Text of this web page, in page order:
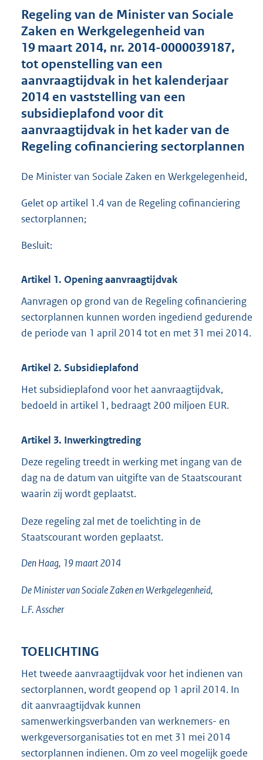
d
s
g
o
o
t
t
e
:
1
K
Regeling van de Minister van Sociale
Zaken en Werkgelegenheid van
19 maart 2014, nr. 2014-0000039187,
tot openstelling van een
aanvraagtijdvak in het kalenderjaar
2014 en vaststelling van een
subsidieplafond voor dit
aanvraagtijdvak in het kader van de
Regeling cofinanciering sectorplannen
De Minister van Sociale Zaken en Werkgelegenheid,
Gelet op artikel 1.4 van de Regeling cofinanciering
sectorplannen;
Besluit:
Artikel 1. Opening aanvraagtijdvak
Aanvragen op grond van de Regeling cofinanciering
sectorplannen kunnen worden ingediend gedurende
de periode van 1 april 2014 tot en met 31 mei 2014.
Artikel 2. Subsidieplafond
Het subsidieplafond voor het aanvraagtijdvak,
bedoeld in artikel 1, bedraagt 200 miljoen EUR.
Artikel 3. Inwerkingtreding
Deze regeling treedt in werking met ingang van de
dag na de datum van uitgifte van de Staatscourant
waarin zij wordt geplaatst.
Deze regeling zal met de toelichting in de
Staatscourant worden geplaatst.
Den Haag, 19 maart 2014
De Minister van Sociale Zaken en Werkgelegenheid,
L.F.Asscher
TOELICHTING
Het tweede aanvraagtijdvak voor het indienen van
sectorplannen, wordt geopend op 1 april 2014. In
dit aanvraagtijdvak kunnen
samenwerkingsverbanden van werknemers- en
werkgeversorganisaties tot en met 31 mei 2014
sectorplannen indienen. Om zo veel mogelijk goede